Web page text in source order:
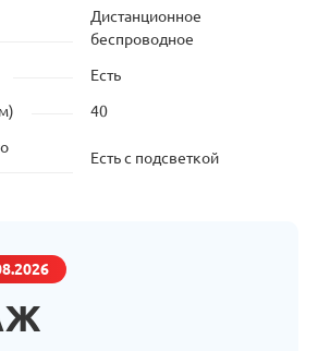
Дистанционное
беспроводное
Есть
40
Есть с подсветкой